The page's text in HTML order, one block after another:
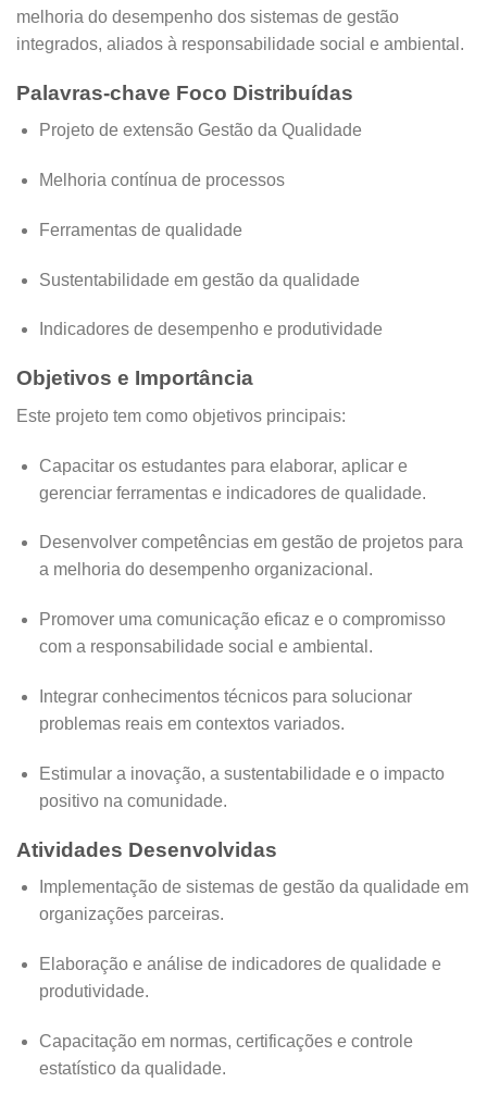
melhoria do desempenho dos sistemas de gestão
integrados, aliados à responsabilidade social e ambiental.
Palavras-chave Foco Distribuídas
Projeto de extensão Gestão da Qualidade
Melhoria contínua de processos
Ferramentas de qualidade
Sustentabilidade em gestão da qualidade
Indicadores de desempenho e produtividade
Objetivos e Importância
Este projeto tem como objetivos principais:
Capacitar os estudantes para elaborar, aplicar e
gerenciar ferramentas e indicadores de qualidade.
Desenvolver competências em gestão de projetos para
a melhoria do desempenho organizacional.
Promover uma comunicação eficaz e o compromisso
com a responsabilidade social e ambiental.
Integrar conhecimentos técnicos para solucionar
problemas reais em contextos variados.
Estimular a inovação, a sustentabilidade e o impacto
positivo na comunidade.
Atividades Desenvolvidas
Implementação de sistemas de gestão da qualidade em
organizações parceiras.
Elaboração e análise de indicadores de qualidade e
produtividade.
Capacitação em normas, certificações e controle
estatístico da qualidade.